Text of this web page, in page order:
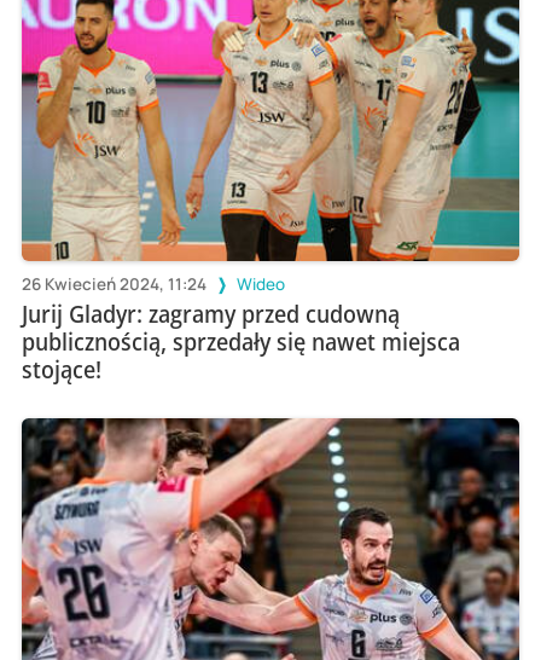
26 Kwiecień 2024, 11:24 Wideo
Jurij Gladyr: zagramy przed cudowną
publicznością, sprzedały się nawet miejsca
stojące!